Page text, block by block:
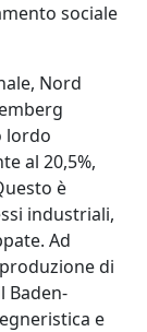
sociale
Nord
lordo
al 20,5%,
è
industriali,
Ad
di
Baden-
e